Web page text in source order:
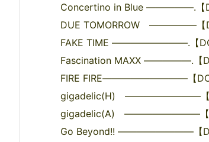
Concertino in Blue ―――――.【
DUE TOMORROW ―――――【
FAKE TIME ――――――――.【
Fascination MAXX ―――――.【
FIRE FIRE―――――――――【
gigadelic(H) ――――――――【
gigadelic(A) ――――――――【
Go Beyond!! ――――――――【